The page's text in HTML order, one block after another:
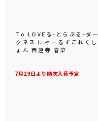
7月29日より順次入荷予定
To LOVEる-とらぶる-ダー
クネス にゃーるずこれくし
ょん 西連寺 春菜